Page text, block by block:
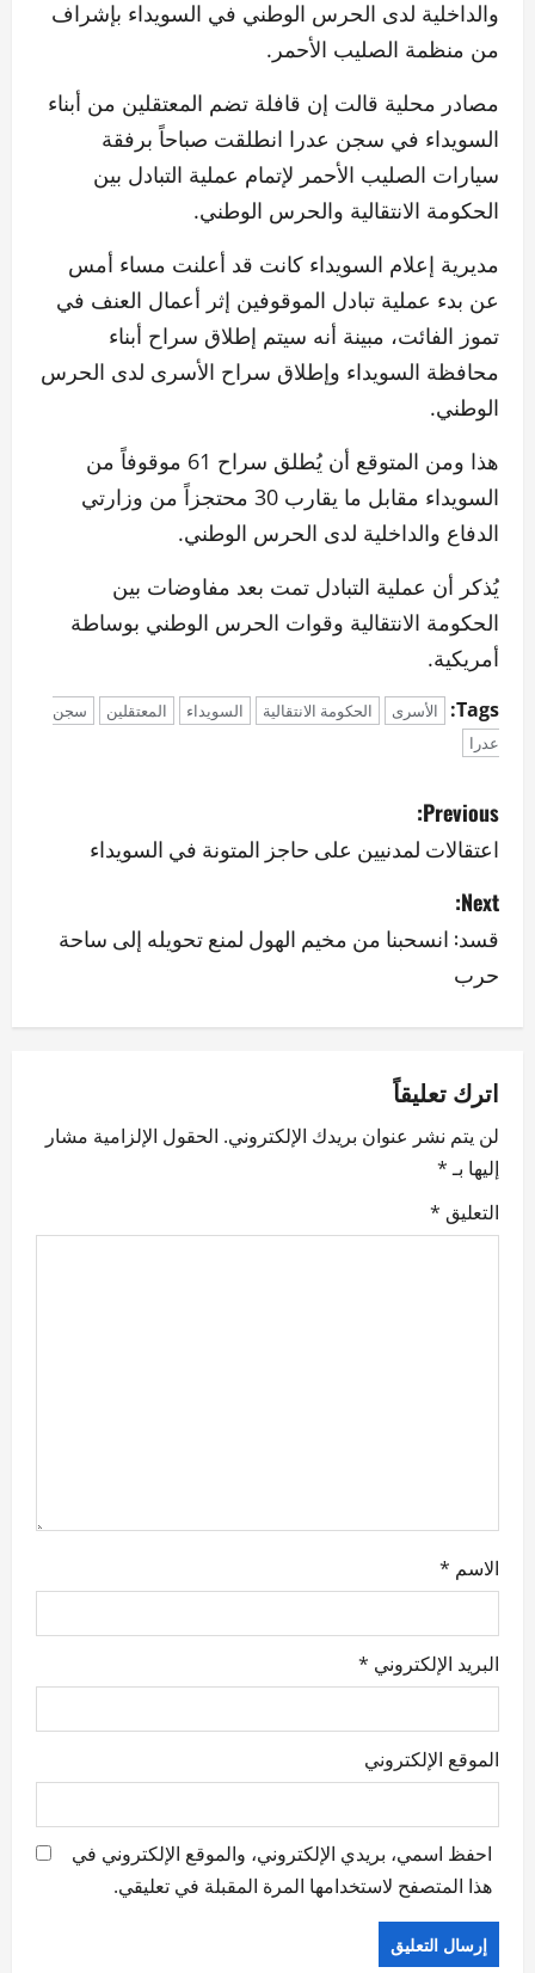
والداخلية لدى الحرس الوطني في السويداء بإشراف
من منظمة الصليب الأحمر.
مصادر محلية قالت إن قافلة تضم المعتقلين من أبناء
السويداء في سجن عدرا انطلقت صباحاً برفقة
سيارات الصليب الأحمر لإتمام عملية التبادل بين
الحكومة الانتقالية والحرس الوطني.
مديرية إعلام السويداء كانت قد أعلنت مساء أمس
عن بدء عملية تبادل الموقوفين إثر أعمال العنف في
تموز الفائت، مبينة أنه سيتم إطلاق سراح أبناء
محافظة السويداء وإطلاق سراح الأسرى لدى الحرس
الوطني.
هذا ومن المتوقع أن يُطلق سراح 61 موقوفاً من
السويداء مقابل ما يقارب 30 محتجزاً من وزارتي
الدفاع والداخلية لدى الحرس الوطني.
يُذكر أن عملية التبادل تمت بعد مفاوضات بين
الحكومة الانتقالية وقوات الحرس الوطني بوساطة
أمريكية.
Tags: الأسرى الحكومة الانتقالية السويداء المعتقلين
سجن
عدرا
P
o
s
t
n
v
i
g
a
Previous:
اعتقالات لمدنيين على حاجز المتونة في السويداء
Next:
قسد: انسحبنا من مخيم الهول لمنع تحويله إلى ساحة
حرب
اترك تعليقاً
لن يتم نشر عنوان بريدك الإلكتروني. الحقول الإلزامية مشار
إليها بـ*
التعليق *
الاسم *
البريد الإلكتروني *
الموقع الإلكتروني
احفظ اسمي، بريدي الإلكتروني، والموقع الإلكتروني في
هذا المتصفح لاستخدامها المرة المقبلة في تعليقي.